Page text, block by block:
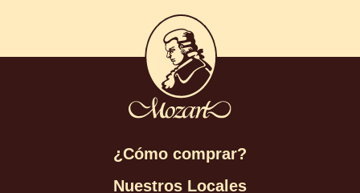
¿Cómo comprar?
Nuestros Locales